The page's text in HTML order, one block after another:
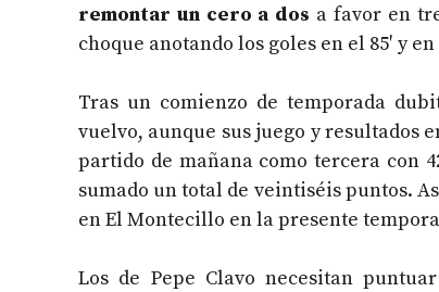
remontar un cero a dos a favor en
choque anotando los goles en el 85′ y en
Tras un comienzo de temporada
vuelvo, aunque sus juego y resultados
partido de mañana como tercera con
sumado un total de veintiséis puntos.
en El Montecillo en la presente
Los de Pepe Clavo necesitan